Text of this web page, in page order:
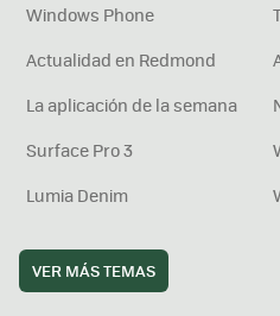
Windows Phone
Actualidad en Redmond
La aplicación de la semana
Surface Pro 3
Lumia Denim
VER MÁS TEMAS